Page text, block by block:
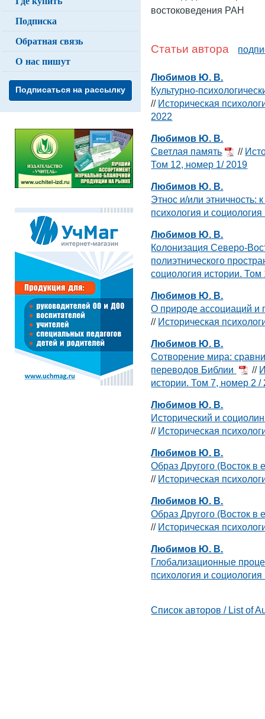
востоковедения РАН
Статьи автора
Любимов Ю. В.
Культурно-
// Историческая
2022
Любимов Ю. В.
Светлая память
//
Том 12, номер 1/ 2019
Любимов Ю. В.
Этнос и/или этничность:
психология и
Любимов Ю. В.
Колонизация Северо-
полиэтнического
социология истории.
Любимов Ю. В.
О природе ассоциаций и
// Историческая
Любимов Ю. В.
Сотворение мира:
переводов Библии
//
истории. Том 7, номер 2 /
Любимов Ю. В.
Исторический и
// Историческая
Любимов Ю. В.
Образ Другого (Восток в
// Историческая
Любимов Ю. В.
Образ Другого (Восток в
// Историческая
Любимов Ю. В.
Глобализационные
психология и
Список авторов / List of
Подписка
Обратная связь
О нас пишут
Подписаться на рассылку